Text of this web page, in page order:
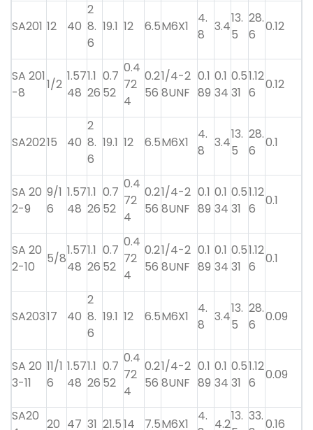
SA201 12 40
2
8.
6
19.1 12 6.5M6X1
4.
8
3.4
13.
5
28.
6
0.12
SA 201
-8
1/2
1.57
48
1.1
26
0.7
52
0.4
72
4
0.2
56
1/4-2
8UNF
0.1
89
0.1
34
0.5
31
1.12
6
0.12
SA20215 40
2
8.
6
19.1 12 6.5M6X1
4.
8
3.4
13.
5
28.
6
0.1
SA 20
2-9
9/1
6
1.57
48
1.1
26
0.7
52
0.4
72
4
0.2
56
1/4-2
8UNF
0.1
89
0.1
34
0.5
31
1.12
6
0.1
SA 20
2-10
5/8
1.57
48
1.1
26
0.7
52
0.4
72
4
0.2
56
1/4-2
8UNF
0.1
89
0.1
34
0.5
31
1.12
6
0.1
SA20317 40
2
8.
6
19.1 12 6.5M6X1
4.
8
3.4
13.
5
28.
6
0.09
SA 20
3-11
11/1
6
1.57
48
1.1
26
0.7
52
0.4
72
4
0.2
56
1/4-2
8UNF
0.1
89
0.1
34
0.5
31
1.12
6
0.09
SA20
20 47 31 21.514 7.5M6X1
4.
4.2
13. 33.
0.16